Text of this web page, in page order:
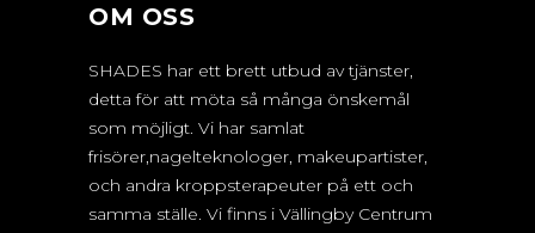
OM OSS
SHADES har ett brett utbud av tjänster,
detta för att möta så många önskemål
som möjligt. Vi har samlat
frisörer,nagelteknologer, makeupartister,
och andra kroppsterapeuter på ett och
samma ställe. Vi finns i Vällingby Centrum